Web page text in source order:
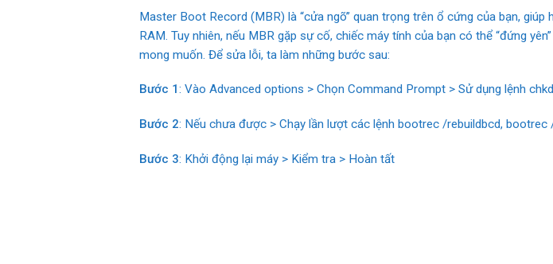
Master Boot Record (MBR) là “cửa ngõ” quan trọng trên ổ cứng của bạn,
RAM. Tuy nhiên, nếu MBR gặp sự cố, chiếc máy tính của bạn có thể “đứng
mong muốn. Để sửa lỗi, ta làm những bước sau:
Bước 1 : Vào Advanced options > Chọn Command Prompt > Sử dụng lệnh
Bước 2: Nếu chưa được > Chạy lần lượt các lệnh bootrec /rebuildbcd,
Bước 3: Khởi động lại máy > Kiểm tra > Hoàn tất